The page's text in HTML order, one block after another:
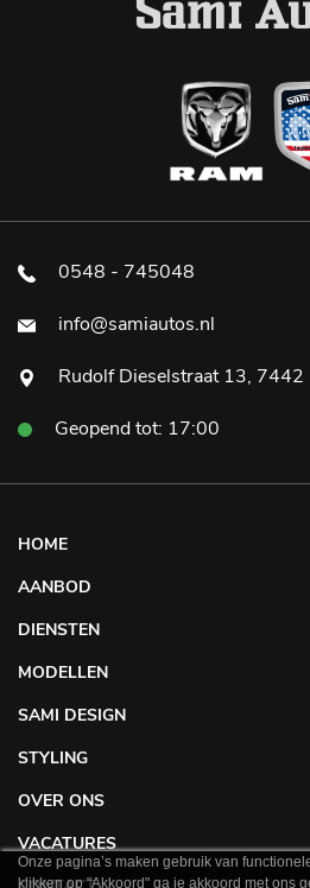
0548 - 745048
info@samiautos.nl
Rudolf Dieselstraat 13, 7442
Geopend tot: 17:00
HOME
AANBOD
DIENSTEN
MODELLEN
SAMI DESIGN
STYLING
OVER ONS
VACATURES
Onze pagina’s maken gebruik van
klikken op "Akkoord" ga je akkoord met ons